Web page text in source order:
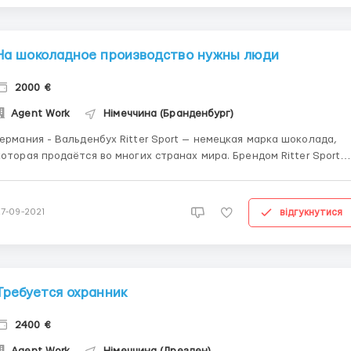
шоколадное производство нужны люди
2000 €
Agent Work Німеччина (Бранденбург)
- Вальденбух Ritter Sport — немецкая марка шоколада,
продаётся во многих странах мира. Брендом Ritter Sport
предприятия, которым руководи...
09-2021 відгукнутися
охранник
2400 €